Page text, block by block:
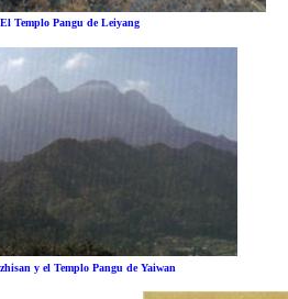
El Templo Pangu de Leiyang
y el Templo Pangu de Yaiwan